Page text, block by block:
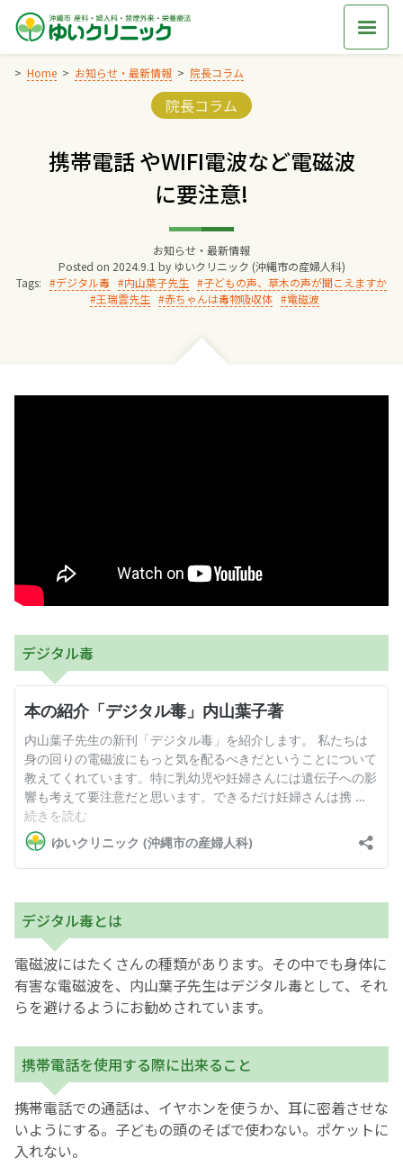
Skip
content
Home お知らせ・最新情報 院長コラム
Categories:
院長コラム
携帯電話 やWIFI電波など電磁波
に要注意!
お知らせ・最新情報
Posted on 2024.9.1 by ゆいクリニック (沖縄市の産婦人科)
Tags:
デジタル毒 内山葉子先生
子どもの声、草木の声が聞こえますか
王瑞雲先生
赤ちゃんは毒物吸収体 電磁波
デジタル毒
デジタル毒とは
電磁波にはたくさんの種類があります。その中でも身体に
有害な電磁波を、内山葉子先生はデジタル毒として、それ
らを避けるようにお勧めされています。
携帯電話を使用する際に出来ること
携帯電話での通話は、イヤホンを使うか、耳に密着させな
いようにする。子どもの頭のそばで使わない。ポケットに
入れない。
交通アクセス
院長からのごあいさつ
ゆいクリニックの経営理念
診療料金
遠方にお住まいで当院での出産を希望される方へ
医師プロフィール
English Page